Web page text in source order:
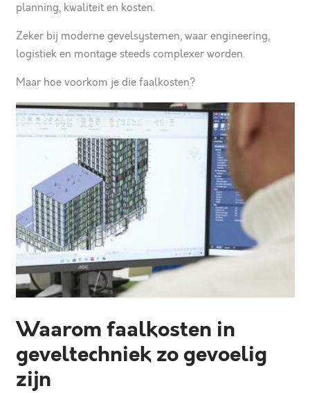
planning, kwaliteit en kosten.
Zeker bij moderne gevelsystemen, waar engineering,
logistiek en montage steeds complexer worden.
Maar hoe voorkom je die faalkosten?
Waarom faalkosten in
geveltechniek zo gevoelig
zijn